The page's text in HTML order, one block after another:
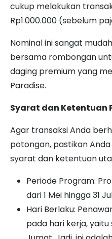
cukup melakukan
Rp1.000.000 (sebelum
Nominal ini sangat
bersama rombongan
daging premium yang
Paradise.
Syarat dan Ketentuan
Agar transaksi Anda
potongan, pastikan
syarat dan ketentuan
Periode Program:
dari 1 Mei hingga 31
Hari Berlaku:
pada hari kerja,